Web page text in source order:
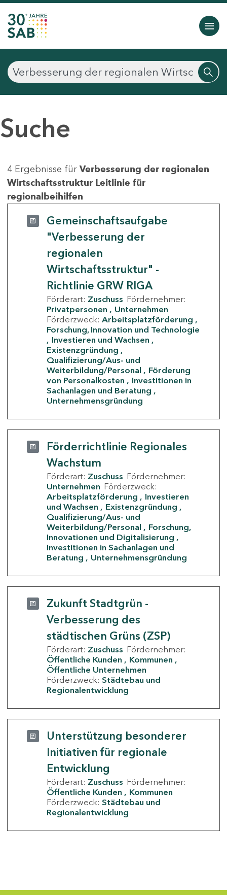
Suche
4 Ergebnisse für Verbesserung der regionalen
Wirtschaftsstruktur Leitlinie für
regionalbeihilfen
Gemeinschaftsaufgabe
"Verbesserung der
regionalen
Wirtschaftsstruktur" -
Richtlinie GRW RIGA
Förderart: Zuschuss Fördernehmer:
Privatpersonen
Unternehmen
Förderzweck: Arbeitsplatzförderung
Forschung, Innovation und Technologie
Investieren und Wachsen
Existenzgründung
Qualifizierung/Aus- und
Weiterbildung/Personal
Förderung
von Personalkosten
Investitionen in
Sachanlagen und Beratung
Unternehmensgründung
Förderrichtlinie Regionales
Wachstum
Förderart: Zuschuss Fördernehmer:
Unternehmen Förderzweck:
Arbeitsplatzförderung
Investieren
und Wachsen
Existenzgründung
Qualifizierung/Aus- und
Weiterbildung/Personal
Forschung,
Innovationen und Digitalisierung
Investitionen in Sachanlagen und
Beratung
Unternehmensgründung
Zukunft Stadtgrün -
Verbesserung des
städtischen Grüns (ZSP)
Förderart: Zuschuss Fördernehmer:
Öffentliche Kunden
Kommunen
Öffentliche Unternehmen
Förderzweck: Städtebau und
Regionalentwicklung
Unterstützung besonderer
Initiativen für regionale
Entwicklung
Förderart: Zuschuss Fördernehmer:
Öffentliche Kunden
Kommunen
Förderzweck: Städtebau und
Regionalentwicklung